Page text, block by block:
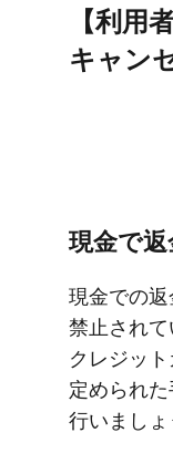
【利用
キャン
現金で​
現金での​
禁止されて
クレジッ
定められ
行いましょ